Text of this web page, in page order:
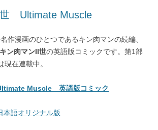
Ultimate Muscle
作漫画のひとつであるキン肉マンの続編、
キン肉マンII世の英語版コミックです。第1部
在連載中。
Muscle 英語版コミック
語オリジナル版